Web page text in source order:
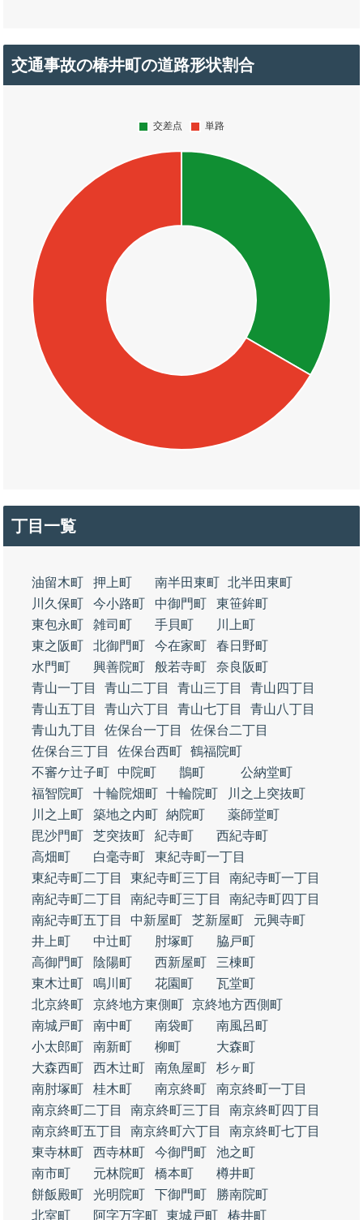
交通事故の椿井町の道路形状割合
丁目一覧
油留木町 押上町 南半田東町 北半田東町
川久保町
今小路町 中御門町
東笹鉾町
東包永町
雑司町 手貝町
川上町
東之阪町
北御門町 今在家町
春日野町
水門町
興善院町 般若寺町
奈良阪町
青山一丁目
青山二丁目 青山三丁目
青山四丁目
青山五丁目
青山六丁目 青山七丁目
青山八丁目
青山九丁目
佐保台一丁目
佐保台二丁目
佐保台三丁目
佐保台西町 鶴福院町
不審ケ辻子町
中院町 鵲町
公納堂町
福智院町
十輪院畑町 十輪院町
川之上突抜町
川之上町
築地之内町 納院町
薬師堂町
毘沙門町
芝突抜町 紀寺町
西紀寺町
高畑町
白毫寺町
東紀寺町一丁目
東紀寺町二丁目
東紀寺町三丁目
南紀寺町一丁目
南紀寺町二丁目
南紀寺町三丁目
南紀寺町四丁目
南紀寺町五丁目
中新屋町 芝新屋町
元興寺町
井上町
中辻町 肘塚町
脇戸町
高御門町
陰陽町 西新屋町
三棟町
東木辻町
鳴川町 花園町
瓦堂町
北京終町
京終地方東側町 京終地方西側町
南城戸町
南中町 南袋町
南風呂町
小太郎町
南新町 柳町
大森町
大森西町
西木辻町 南魚屋町
杉ヶ町
南肘塚町
桂木町 南京終町
南京終町一丁目
南京終町二丁目
南京終町三丁目
南京終町四丁目
南京終町五丁目
南京終町六丁目
南京終町七丁目
東寺林町
西寺林町 今御門町
池之町
南市町
元林院町 橋本町
樽井町
餅飯殿町
光明院町 下御門町
勝南院町
北室町
阿字万字町 東城戸町 椿井町